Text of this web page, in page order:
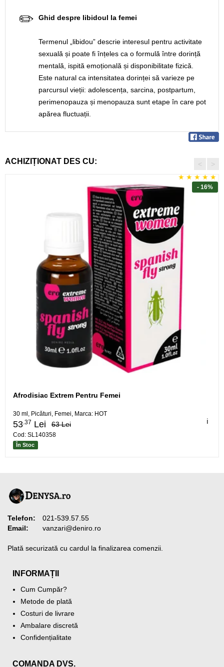
✏️ Ghid despre libidoul la femei
Termenul „libidou” descrie interesul pentru activitate
sexuală și poate fi înțeles ca o formulă între dorință
mentală, ispită emoțională și disponibilitate fizică.
Este natural ca intensitatea dorinței să varieze pe
parcursul vieții: adolescența, sarcina, postpartum,
perimenopauza și menopauza sunt etape în care pot
apărea fluctuații.
ACHIZIȚIONAT DES CU:
ℹ️
Afrodisiac Extrem Pentru Femei
30 ml, Picături, Femei, Marca: HOT
53 .37 Lei 63 Lei
Cod: SL140358
În Stoc
- 16%
< >
Telefon:
021-539.57.55
Email:
vanzari@deniro.ro
Plată securizată cu cardul la finalizarea comenzii.
INFORMAȚII
Cum Cumpăr?
Metode de plată
Costuri de livrare
Ambalare discretă
Confidențialitate
COMANDA DVS.